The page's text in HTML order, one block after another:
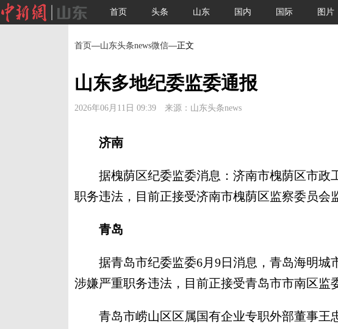
首页 头条 山东 国内 国际 图片
首页—山东头条news微信—正文
山东多地纪委监委通报
2026年06月11日 09:39 来源：山东头条news
济南
据槐荫区纪委监委消息：济南市槐荫区市政
职务违法，目前正接受济南市槐荫区监察委员会
青岛
据青岛市纪委监委6月9日消息，青岛海明城
涉嫌严重职务违法，目前正接受青岛市市南区监
青岛市崂山区区属国有企业专职外部董事王